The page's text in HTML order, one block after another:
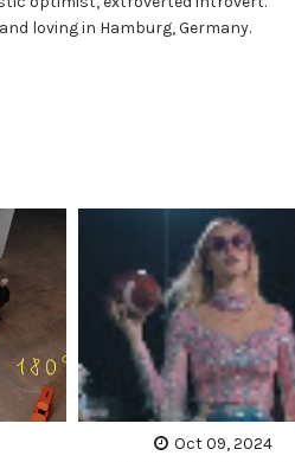
loving in Hamburg, Germany.
Oct 09, 2024